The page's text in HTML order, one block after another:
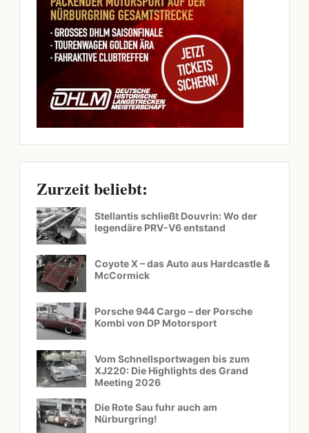
Zurzeit beliebt:
Stellantis schließt Douvrin: Wo der
legendäre PRV-V6 entstand
Coyote X – das Auto aus Hardcastle &
McCormick
Porsche 944 Cargo – der Porsche
Kombi von DP Motorsport
Vom Schnellsportwagen bis zum
XJ220: Die Highlights des Grand
Meeting 2026
Die Rote Sau fuhr auch am
Nürburgring!